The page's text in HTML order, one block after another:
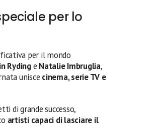
per lo
per il mondo
Rydinge Natalie Imbruglia,
unisce cinema, serie TV e
di grande successo,
artisti capaci di lasciare il